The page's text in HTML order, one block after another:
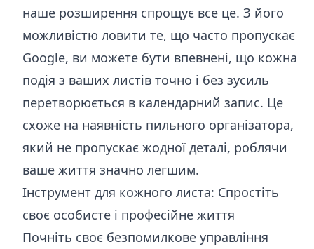
наше розширення спрощує все це. З його
можливістю ловити те, що часто пропускає
Google, ви можете бути впевнені, що кожна
подія з ваших листів точно і без зусиль
перетворюється в календарний запис. Це
схоже на наявність пильного організатора,
який не пропускає жодної деталі, роблячи
ваше життя значно легшим.
Інструмент для кожного листа: Спростіть
своє особисте і професійне життя
Почніть своє безпомилкове управління